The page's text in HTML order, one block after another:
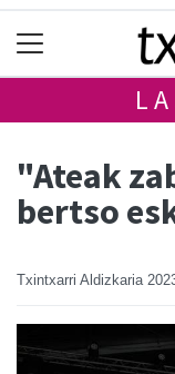
"Ateak
bertso
Txintxarri Aldizkaria